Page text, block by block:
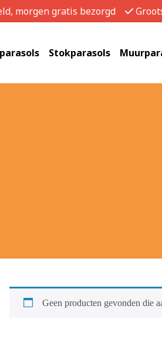
morgen gratis bezorgd
Stokparasols
Geen producten gevonden die